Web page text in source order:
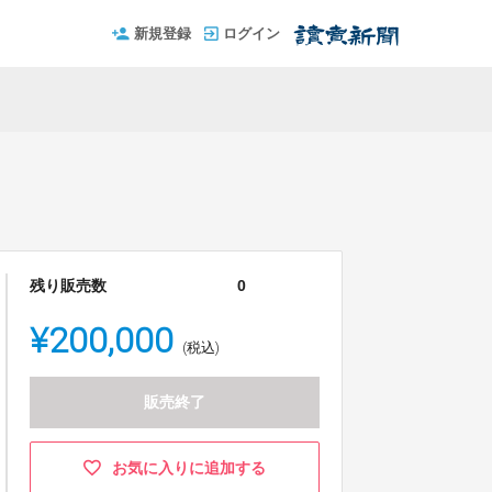
新規登録 ログイン
残り販売数 0
¥200,000 (税込)
販売終了
お気に入りに追加する